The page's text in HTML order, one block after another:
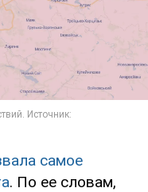
самое
. По ее словам,